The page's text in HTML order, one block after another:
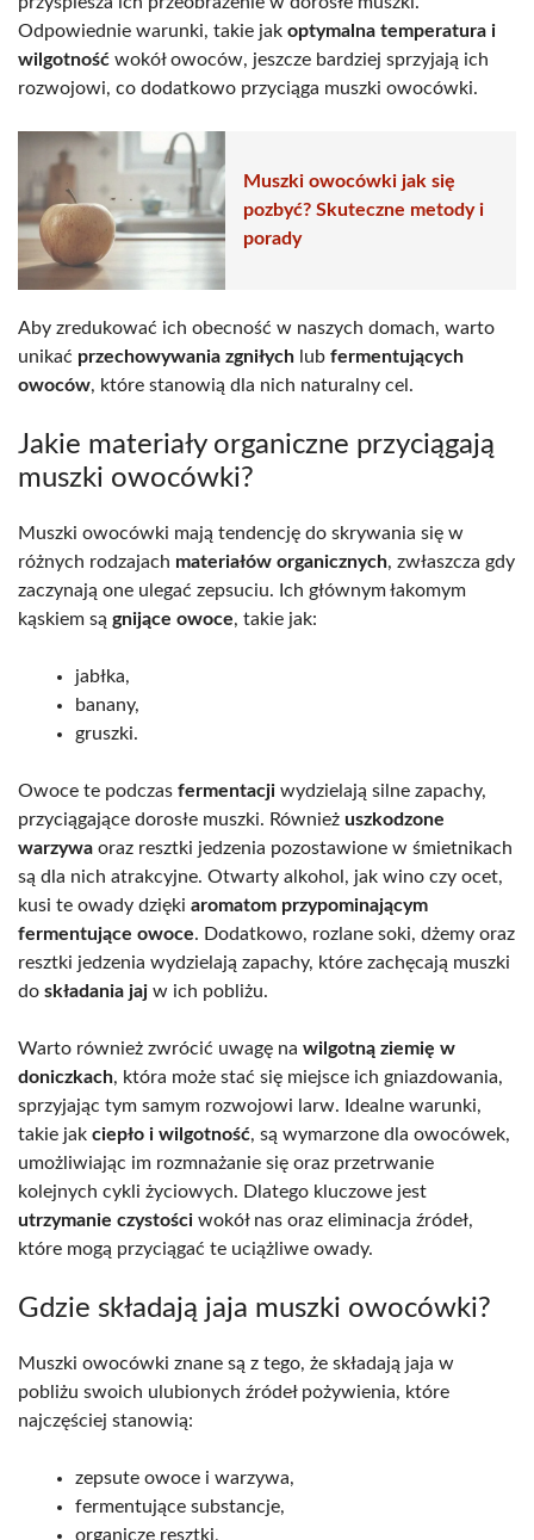
Odpowiednie warunki, takie jak optymalna temperatura i
wilgotność wokół owoców, jeszcze bardziej sprzyjają ich
rozwojowi, co dodatkowo przyciąga muszki owocówki.
Muszki owocówki jak się
pozbyć? Skuteczne metody i
porady
Aby zredukować ich obecność w naszych domach, warto
unikać przechowywania zgniłych lub fermentujących
owoców, które stanowią dla nich naturalny cel.
Jakie materiały organiczne przyciągają
muszki owocówki?
Muszki owocówki mają tendencję do skrywania się w
różnych rodzajach materiałów organicznych, zwłaszcza gdy
zaczynają one ulegać zepsuciu. Ich głównym łakomym
kąskiem są gnijące owoce, takie jak:
jabłka,
banany,
gruszki.
Owoce te podczas fermentacji wydzielają silne zapachy,
przyciągające dorosłe muszki. Również uszkodzone
warzywa oraz resztki jedzenia pozostawione w śmietnikach
są dla nich atrakcyjne. Otwarty alkohol, jak wino czy ocet,
kusi te owady dzięki aromatom przypominającym
fermentujące owoce. Dodatkowo, rozlane soki, dżemy oraz
resztki jedzenia wydzielają zapachy, które zachęcają muszki
do składania jaj w ich pobliżu.
Warto również zwrócić uwagę na wilgotną ziemię w
doniczkach, która może stać się miejsce ich gniazdowania,
sprzyjając tym samym rozwojowi larw. Idealne warunki,
takie jak ciepło i wilgotność, są wymarzone dla owocówek,
umożliwiając im rozmnażanie się oraz przetrwanie
kolejnych cykli życiowych. Dlatego kluczowe jest
utrzymanie czystości wokół nas oraz eliminacja źródeł,
które mogą przyciągać te uciążliwe owady.
Gdzie składają jaja muszki owocówki?
Muszki owocówki znane są z tego, że składają jaja w
pobliżu swoich ulubionych źródeł pożywienia, które
najczęściej stanowią:
zepsute owoce i warzywa,
fermentujące substancje,
organicze resztki,